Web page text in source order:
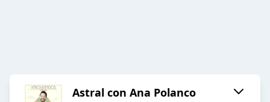
Astral con Ana Polanco